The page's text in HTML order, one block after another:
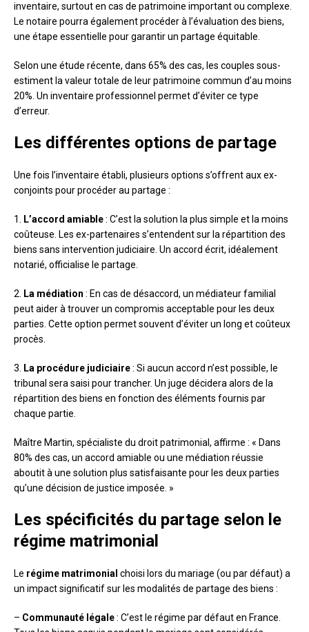
inventaire, surtout en cas de patrimoine important ou complexe.
Le notaire pourra également procéder à l’évaluation des biens,
une étape essentielle pour garantir un partage équitable.
Selon une étude récente, dans 65% des cas, les couples sous-
estiment la valeur totale de leur patrimoine commun d’au moins
20%. Un inventaire professionnel permet d’éviter ce type
d’erreur.
Les différentes options de partage
Une fois l’inventaire établi, plusieurs options s’offrent aux ex-
conjoints pour procéder au partage :
1. L’accord amiable: C’est la solution la plus simple et la moins
coûteuse. Les ex-partenaires s’entendent sur la répartition des
biens sans intervention judiciaire. Un accord écrit, idéalement
notarié, officialise le partage.
2. La médiation : En cas de désaccord, un médiateur familial
peut aider à trouver un compromis acceptable pour les deux
parties. Cette option permet souvent d’éviter un long et coûteux
procès.
3. La procédure judiciaire: Si aucun accord n’est possible, le
tribunal sera saisi pour trancher. Un juge décidera alors de la
répartition des biens en fonction des éléments fournis par
chaque partie.
Maître Martin, spécialiste du droit patrimonial, affirme : « Dans
80% des cas, un accord amiable ou une médiation réussie
aboutit à une solution plus satisfaisante pour les deux parties
qu’une décision de justice imposée. »
Les spécificités du partage selon le
régime matrimonial
Le régime matrimonial choisi lors du mariage (ou par défaut) a
un impact significatif sur les modalités de partage des biens :
– Communauté légale: C’est le régime par défaut en France.